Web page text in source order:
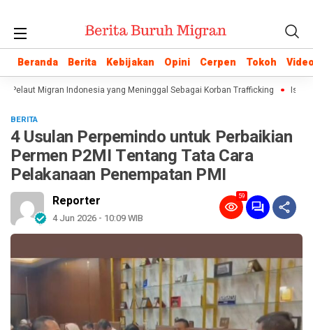
Beranda Berita Kebijakan Opini Cerpen Tokoh
Beranda Berita Kebijakan Opini Cerpen Tokoh
Migran Indonesia yang Meninggal Sebagai Korban Trafficking Istilah
BERITA
4 Usulan Perpemindo untuk Perbaikian
Permen P2MI Tentang Tata Cara
Pelakanaan Penempatan PMI
Reporter
4 Jun 2026 - 10:09 WIB
59